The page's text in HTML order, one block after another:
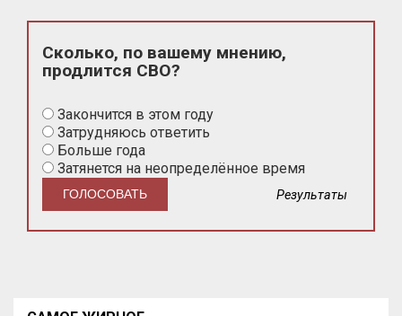
Сколько, по вашему мнению,
продлится СВО?
Закончится в этом году
Затрудняюсь ответить
Больше года
Затянется на неопределённое время
Результаты